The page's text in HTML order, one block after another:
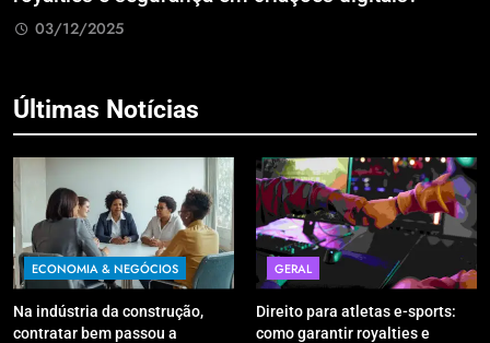
03/12/2025
Últimas Notícias
ECONOMIA & NEGÓCIOS
Na indústria da construção,
contratar bem passou a
GERAL
Direito para atletas e-sports:
como garantir royalties e